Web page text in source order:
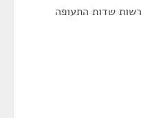
שדות התעופה